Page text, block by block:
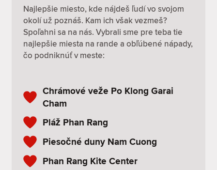
Najlepšie miesto, kde nájdeš ľudí vo svojom
okolí už poznáš. Kam ich však vezmeš?
Spoľahni sa na nás. Vybrali sme pre teba tie
najlepšie miesta na rande a obľúbené nápady,
čo podniknúť v meste:
Chrámové veže Po Klong Garai
Cham
Pláž Phan Rang
Piesočné duny Nam Cuong
Phan Rang Kite Center